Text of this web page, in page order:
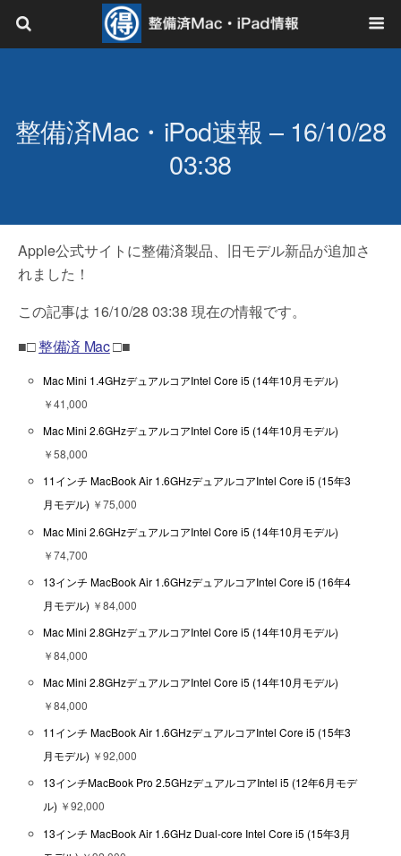
整備済Mac・iPod速報 – 16/10/28
03:38
Apple公式サイトに整備済製品、旧モデル新品が追加さ
れました！
この記事は 16/10/28 03:38 現在の情報です。
■□整備済 Mac□■
Mac Mini 1.4GHzデュアルコアIntel Core i5 (14年10月モデル)
￥41,000
Mac Mini 2.6GHzデュアルコアIntel Core i5 (14年10月モデル)
￥58,000
11インチ MacBook Air 1.6GHzデュアルコアIntel Core i5 (15年3
月モデル) ￥75,000
Mac Mini 2.6GHzデュアルコアIntel Core i5 (14年10月モデル)
￥74,700
13インチ MacBook Air 1.6GHzデュアルコアIntel Core i5 (16年4
月モデル) ￥84,000
Mac Mini 2.8GHzデュアルコアIntel Core i5 (14年10月モデル)
￥84,000
Mac Mini 2.8GHzデュアルコアIntel Core i5 (14年10月モデル)
￥84,000
11インチ MacBook Air 1.6GHzデュアルコアIntel Core i5 (15年3
月モデル) ￥92,000
13インチMacBook Pro 2.5GHzデュアルコアIntel i5 (12年6月モデ
ル) ￥92,000
13インチ MacBook Air 1.6GHz Dual-core Intel Core i5 (15年3月